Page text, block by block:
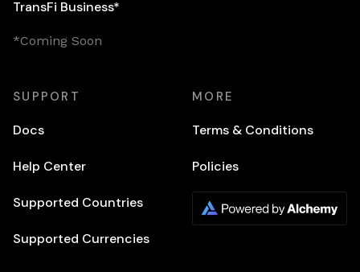
TransFi Business*
*Coming Soon
SUPPORT
Docs
Help Center
Supported Countries
Supported Currencies
MORE
Terms & Conditions
Policies